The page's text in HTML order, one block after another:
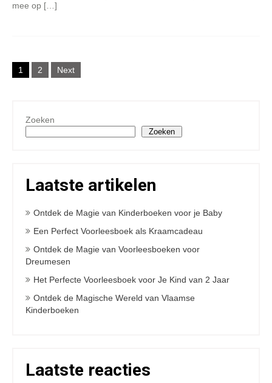
mee op […]
Posts
navigation
1 2 Next
Zoeken
Zoeken
Laatste artikelen
Ontdek de Magie van Kinderboeken voor je Baby
Een Perfect Voorleesboek als Kraamcadeau
Ontdek de Magie van Voorleesboeken voor
Dreumesen
Het Perfecte Voorleesboek voor Je Kind van 2 Jaar
Ontdek de Magische Wereld van Vlaamse
Kinderboeken
Laatste reacties